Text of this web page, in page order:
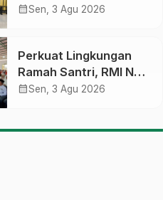
Susilowati Resmi
calendar_monthSen, 3 Agu 2026
Perkuat Lingkungan
Ramah Santri, RMI NU
Gelar ‘Sambang
calendar_monthSen, 3 Agu 2026